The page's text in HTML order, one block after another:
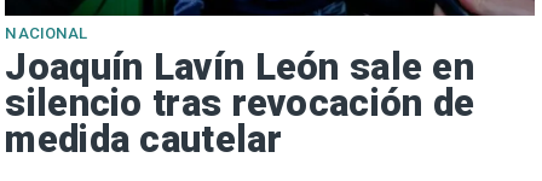
NACIONAL
Joaquín Lavín León sale en
silencio tras revocación de
medida cautelar